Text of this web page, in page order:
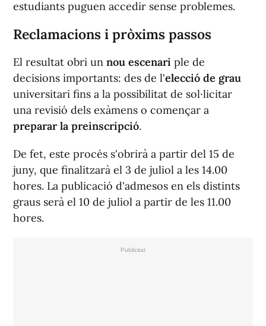
estudiants puguen accedir sense problemes.
Reclamacions i pròxims passos
El resultat obri un nou escenari ple de
decisions importants: des de l'elecció de grau
universitari fins a la possibilitat de sol·licitar
una revisió dels exàmens o començar a
preparar la preinscripció.
De fet, este procés s'obrirà a partir del 15 de
juny, que finalitzarà el 3 de juliol a les 14.00
hores. La publicació d'admesos en els distints
graus serà el 10 de juliol a partir de les 11.00
hores.